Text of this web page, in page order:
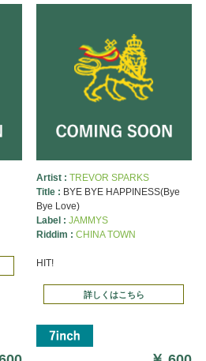
Artist : TREVOR SPARKS
Title : BYE BYE HAPPINESS(Bye
Bye Love)
Label : JAMMYS
Riddim : CHINA TOWN
HIT!
詳しくはこちら